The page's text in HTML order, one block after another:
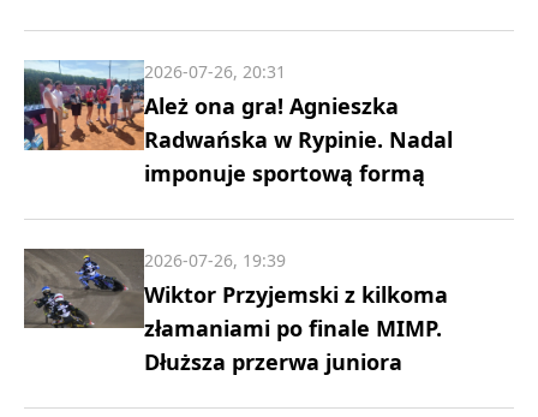
Ależ ona gra! Agnieszka
Radwańska w Rypinie. Nadal
imponuje sportową formą
2026-07-26, 20:31
Wiktor Przyjemski z kilkoma
złamaniami po finale MIMP.
Dłuższa przerwa juniora
2026-07-26, 19:39